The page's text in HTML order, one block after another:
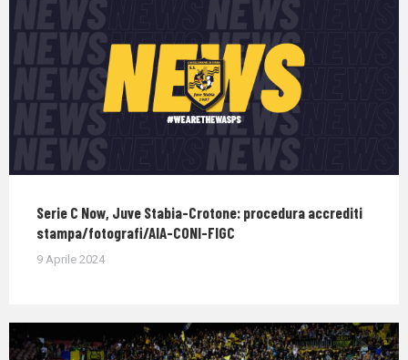
Serie C Now, Juve Stabia-Crotone: procedura accrediti
stampa/fotografi/AIA-CONI-FIGC
9 Aprile 2024